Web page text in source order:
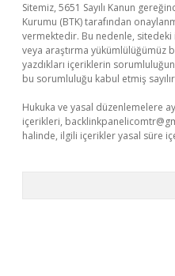
Sitemiz, 5651 Sayılı Kanun
Kurumu (BTK) tarafından
vermektedir. Bu nedenle,
veya araştırma yükümlülüğümüz
yazdıkları içeriklerin
bu sorumluluğu kabul etmiş
Hukuka ve yasal düzenlemelere
içerikleri,
halinde, ilgili içerikler yasal süre